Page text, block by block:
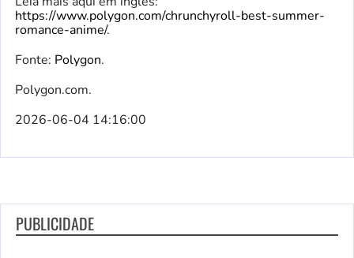
https://www.polygon.com/chrunchyroll-best-summer-
romance-anime/.
Fonte: Polygon.
Polygon.com.
2026-06-04 14:16:00
PUBLICIDADE